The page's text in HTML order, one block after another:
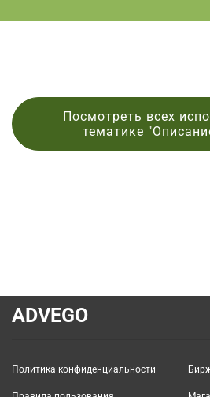
Посмотреть всех
тематике
ADVEGO
Политика конфиденциальности